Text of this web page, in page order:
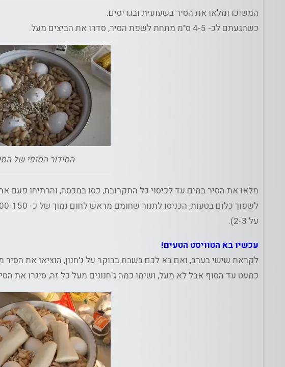
המשיכו ומלאו את הסיר בשעועית ובגריסים.
כשהגעתם לכ- 4-5 ס"מ מתחת לשפת הסיר, סדרו את הביצים מעל.
הסידור הסופי של
מלאו את הסיר במים עד לכיסוי כל התקרובת, כסו במכסה, והרתיחו פעם
על 2-3).
עכשיו בא הטוויסט הטעים!
לקראת שישי בערב, ואם בא לכם בשבת בבוקר על ג'חנון, הוציאו את
כמעט עד הסוף אבל לא מעל, ושימו כמה ג'חנונים מעל כל זה, סיגרו את